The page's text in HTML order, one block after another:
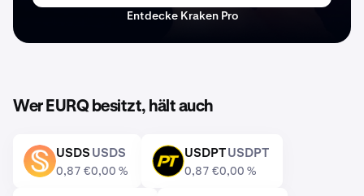
Entdecke Kraken Pro
Wer EURQ besitzt, hält auch
USDS USDSUSDS
0,87 €0,00 %
USDPT USDPTUSDPT
0,87 €0,00 %